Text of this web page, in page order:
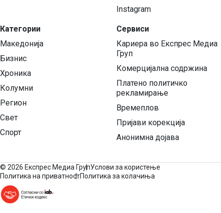
Категории
Македонија
Бизнис
Хроника
Колумни
Регион
Свет
Спорт
Instagram
Сервиси
Кариера во Експрес Медиа
Груп
Комерцијална содржина
Платено политичко
рекламирање
Времеплов
Пријави корекција
Анонимна дојава
© 2026 Експрес Медиа ГрупУслови за користење
Политика на приватностПолитика за колачиња